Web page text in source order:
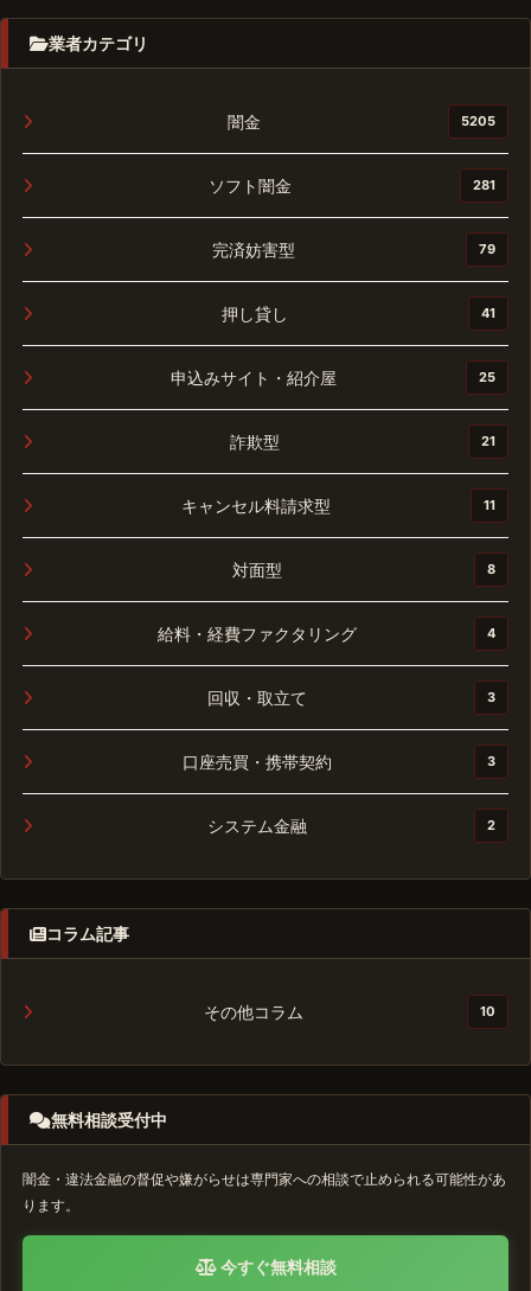
業者カテゴリ
闇金 5205
ソフト闇金 281
完済妨害型 79
押し貸し 41
申込みサイト・紹介屋 25
詐欺型 21
キャンセル料請求型 11
対面型 8
給料・経費ファクタリング 4
回収・取立て 3
口座売買・携帯契約 3
システム金融 2
コラム記事
その他コラム 10
無料相談受付中
闇金・違法金融の督促や嫌がらせは専門家への相談で止められる可能性があ
ります。
今すぐ無料相談